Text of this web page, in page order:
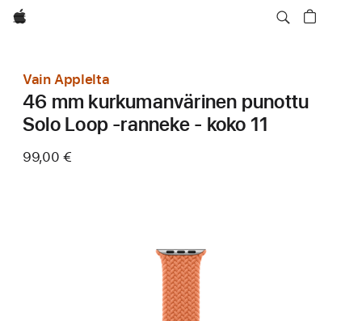
Apple
Vain Applelta
46 mm kurkumanvärinen punottu
Solo Loop ‑ranneke - koko 11
99,00 €